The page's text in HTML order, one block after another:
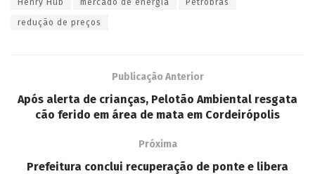
redução de preços
Publicação Anterior
Após alerta de crianças, Pelotão Ambiental resgata
cão ferido em área de mata em Cordeirópolis
Próxima
Prefeitura conclui recuperação de ponte e libera